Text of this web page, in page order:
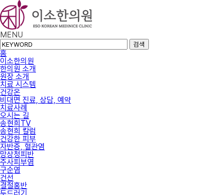
MENU
검색
홈
이소한의원
한의원 소개
원장 소개
치료 시스템
건강온
비대면 진료, 상담, 예약
치료사례
오시는 길
송현희TV
송현희 칼럼
건강한 피부
자반증, 혈관염
망상청피반
주사피부염
구순염
건선
결절홍반